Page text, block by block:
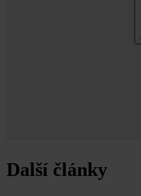
Další články